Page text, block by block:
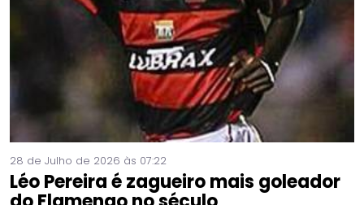
28 de Julho de 2026 às 07:22
Léo Pereira é zagueiro mais goleador